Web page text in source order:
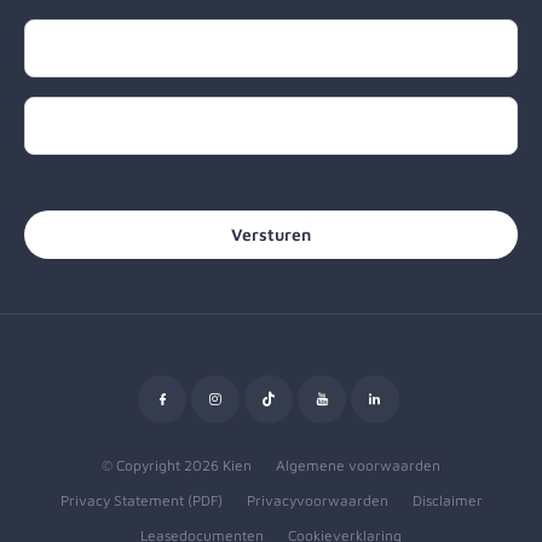
© Copyright 2026 Kien
Algemene voorwaarden
Privacy Statement (PDF)
Privacyvoorwaarden
Disclaimer
Leasedocumenten
Cookieverklaring